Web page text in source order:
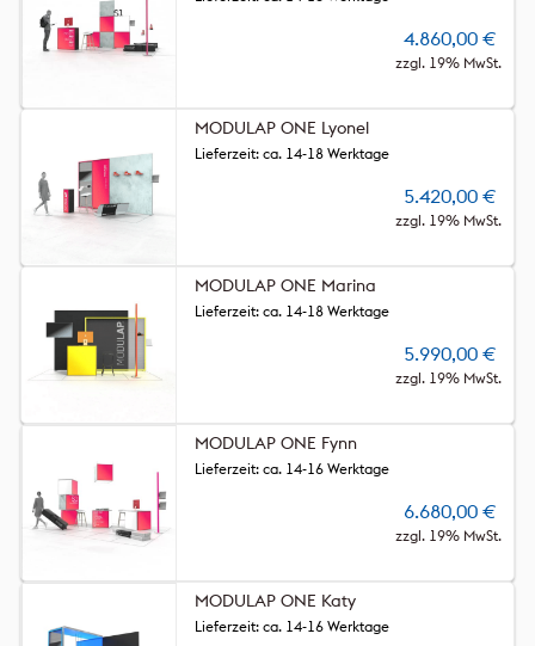
4.860,00 €
zzgl. 19% MwSt.
MODULAP ONE Lyonel
5.420,00 €
zzgl. 19% MwSt.
Lieferzeit: ca. 14-18 Werktage
MODULAP ONE Marina
5.990,00 €
zzgl. 19% MwSt.
Lieferzeit: ca. 14-18 Werktage
MODULAP ONE Fynn
6.680,00 €
zzgl. 19% MwSt.
Lieferzeit: ca. 14-16 Werktage
MODULAP ONE Katy
Lieferzeit: ca. 14-16 Werktage